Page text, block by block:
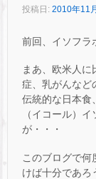
投稿日: 2010年11
前回、イソフラ
まあ、欧米人に
症、乳がんなど
伝統的な日本食
（イコール）
が・・・
このブログで何
けば十分であろ